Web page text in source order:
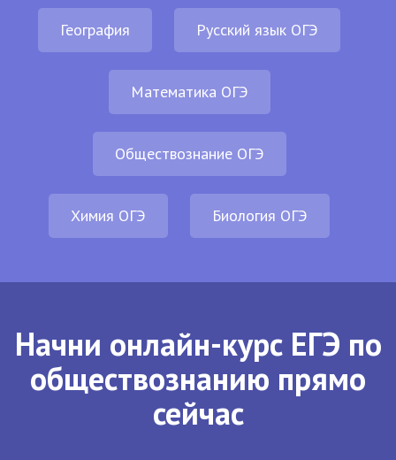
География Русский язык ОГЭ
Математика ОГЭ
Обществознание ОГЭ
Химия ОГЭ Биология ОГЭ
Начни онлайн-курс ЕГЭ по
обществознанию прямо
сейчас